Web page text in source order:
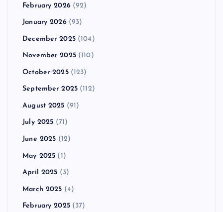
February 2026(92)
January 2026(93)
December 2025(104)
November 2025(110)
October 2025(123)
September 2025 (112)
August 2025 (91)
July 2025 (71)
June 2025 (12)
May 2025 (1)
April 2025 (3)
March 2025 (4)
February 2025(37)